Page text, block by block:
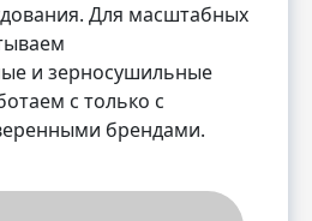
Для масштабных
и зерносушильные
с только с
брендами.